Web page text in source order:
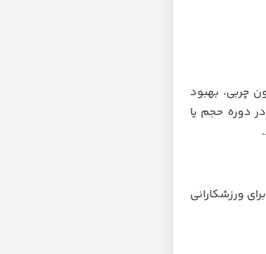
چربی، بهبود
دوره حجم یا
ورزشکارانی